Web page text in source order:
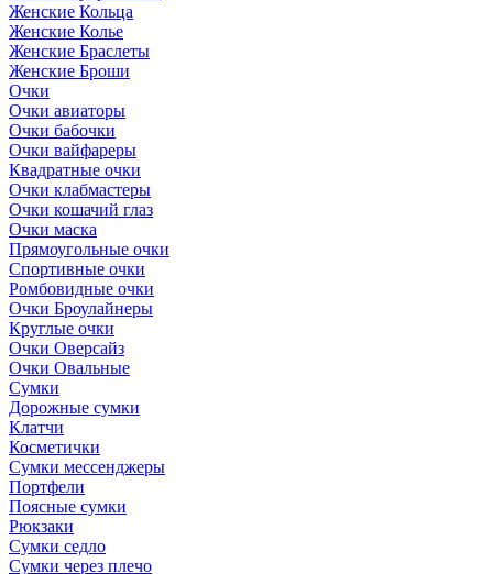
Женские Кольца
Женские Колье
Женские Браслеты
Женские Броши
Очки
Очки авиаторы
Очки бабочки
Очки вайфареры
Квадратные очки
Очки клабмастеры
Очки кошачий глаз
Очки маска
Прямоугольные очки
Спортивные очки
Ромбовидные очки
Очки Броулайнеры
Круглые очки
Очки Оверсайз
Очки Овальные
Сумки
Дорожные сумки
Клатчи
Косметички
Сумки мессенджеры
Портфели
Поясные сумки
Рюкзаки
Сумки седло
Сумки через плечо